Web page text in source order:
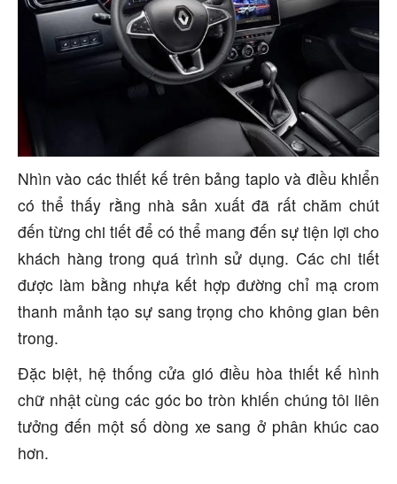
Nhìn vào các thiết kế trên bảng taplo và điều khiển
có thể thấy rằng nhà sản xuất đã rất chăm chút
đến từng chi tiết để có thể mang đến sự tiện lợi cho
khách hàng trong quá trình sử dụng. Các chi tiết
được làm bằng nhựa kết hợp đường chỉ mạ crom
thanh mảnh tạo sự sang trọng cho không gian bên
trong.
Đặc biệt, hệ thống cửa gió điều hòa thiết kế hình
chữ nhật cùng các góc bo tròn khiến chúng tôi liên
tưởng đến một số dòng xe sang ở phân khúc cao
hơn.